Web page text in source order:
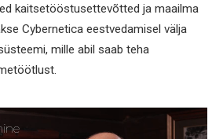
kaitsetööstusettevõtted ja maailma
Cybernetica eestvedamisel välja
mille abil saab teha